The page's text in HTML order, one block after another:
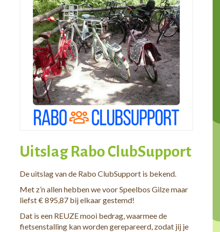
Uitslag Rabo ClubSupport
De uitslag van de Rabo ClubSupport is bekend.
Met z’n allen hebben we voor Speelbos Gilze maar
liefst € 895,87 bij elkaar gestemd!
Dat is een REUZE mooi bedrag, waarmee de
fietsenstalling kan worden gerepareerd, zodat jij je